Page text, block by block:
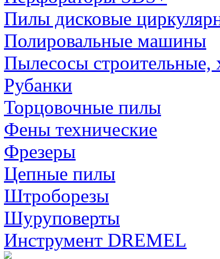
Пилы дисковые
Полировальные машины
Пылесосы строительные,
Рубанки
Торцовочные пилы
Фены технические
Фрезеры
Цепные пилы
Штроборезы
Шуруповерты
Инструмент DREMEL